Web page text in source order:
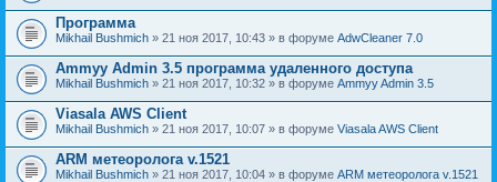
Программа
Mikhail Bushmich » 21 ноя 2017, 10:43 » в форуме AdwCleaner 7.0
Ammyy Admin 3.5 программа удаленного доступа
Mikhail Bushmich » 21 ноя 2017, 10:32 » в форуме Ammyy Admin 3.5
Viasala AWS Client
Mikhail Bushmich » 21 ноя 2017, 10:07 » в форуме Viasala AWS Client
ARM метеоролога v.1521
Mikhail Bushmich » 21 ноя 2017, 10:04 » в форуме ARM метеоролога v.1521